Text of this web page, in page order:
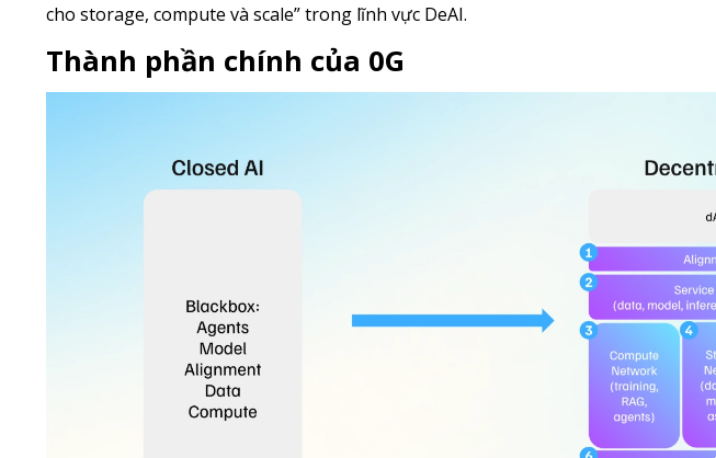
cho storage, compute và scale” trong lĩnh vực DeAI.
Thành phần chính của 0G